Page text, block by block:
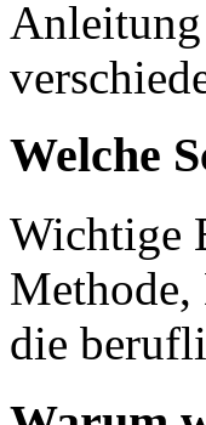
Welche
Wichtige
die